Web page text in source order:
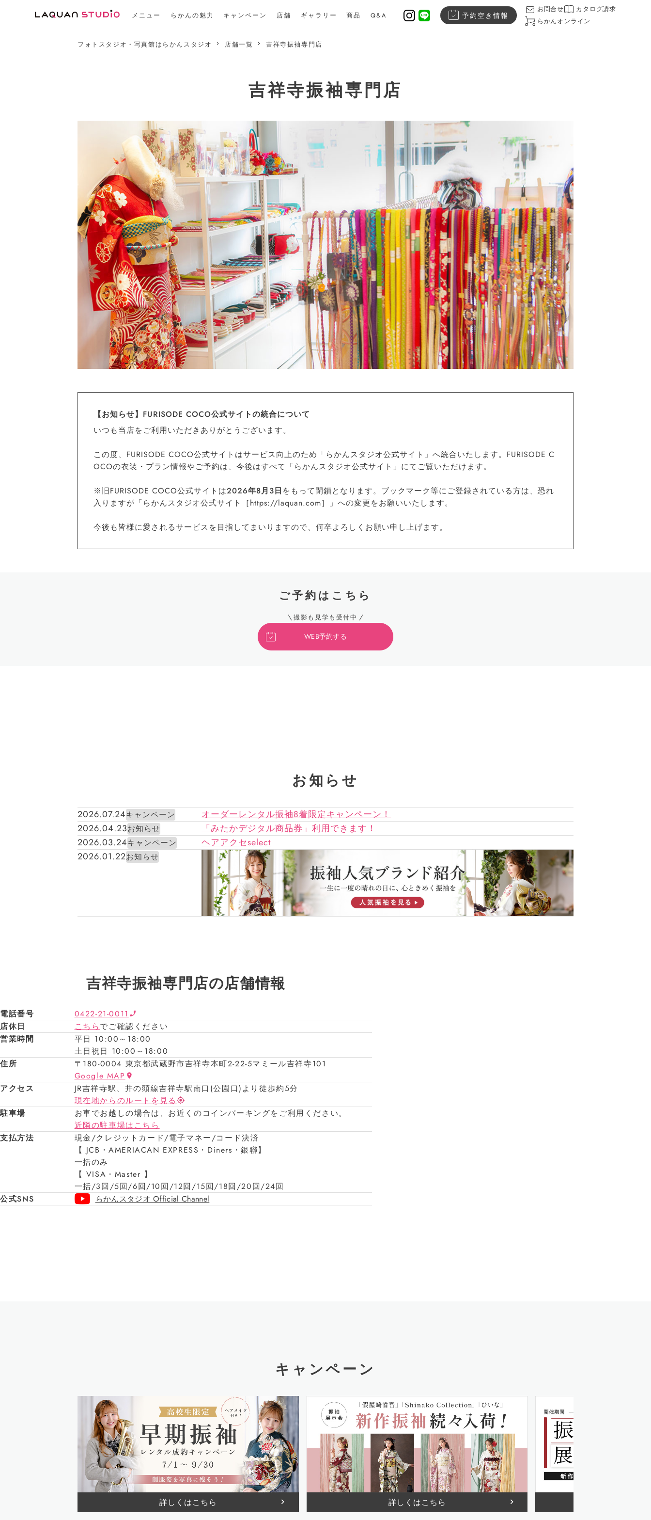
メニュー らかんの魅力 キャンペーン 店舗 ギャラリー 商品 Q&A 予約空き情報
お問合せ
カタログ請求
らかんオンライン
フォトスタジオ・写真館はらかんスタジオ 店舗一覧 吉祥寺振袖専門店
吉祥寺振袖専門店
【お知らせ】FURISODE COCO公式サイトの統合について
いつも当店をご利用いただきありがとうございます。
この度、FURISODE COCO公式サイトはサービス向上のため「らかんスタジオ公式サイト」へ統合いたします。FURISODE C
OCOの衣装・プラン情報やご予約は、今後はすべて「らかんスタジオ公式サイト」にてご覧いただけます。
※旧FURISODE COCO公式サイトは2026年8月3日 をもって閉鎖となります。ブックマーク等にご登録されている方は、恐れ
入りますが「らかんスタジオ公式サイト［https://laquan.com］」への変更をお願いいたします。
今後も皆様に愛されるサービスを目指してまいりますので、何卒よろしくお願い申し上げます。
ご予約はこちら
撮影も見学も受付中
WEB予約する
お知らせ
2026.07.24キャンペーン
オーダーレンタル振袖8着限定キャンペーン！
2026.04.23お知らせ
「みたかデジタル商品券」利用できます！
2026.03.24キャンペーン
ヘアアクセselect
2026.01.22お知らせ
吉祥寺振袖専門店の店舗情報
電話番号
0422-21-0011
店休日
こちらでご確認ください
営業時間
平日 10:00～18:00
土日祝日 10:00～18:00
住所
〒180-0004 東京都武蔵野市吉祥寺本町2-22-5マミール吉祥寺101
Google MAP
アクセス
JR吉祥寺駅、井の頭線吉祥寺駅南口(公園口)より徒歩約5分
現在地からのルートを見る
駐車場
お車でお越しの場合は、お近くのコインパーキングをご利用ください。
近隣の駐車場はこちら
支払方法
現金/クレジットカード/電子マネー/コード決済
【 JCB・AMERIACAN EXPRESS・Diners・銀聯】
一括のみ
【 VISA・Master 】
一括/3回/5回/6回/10回/12回/15回/18回/20回/24回
公式SNS
らかんスタジオ Official Channel
キャンペーン
詳しくはこちら 詳しくはこちら